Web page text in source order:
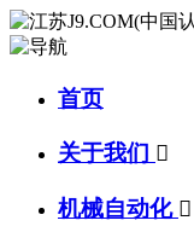
首页
关于我们 
机械自动化 